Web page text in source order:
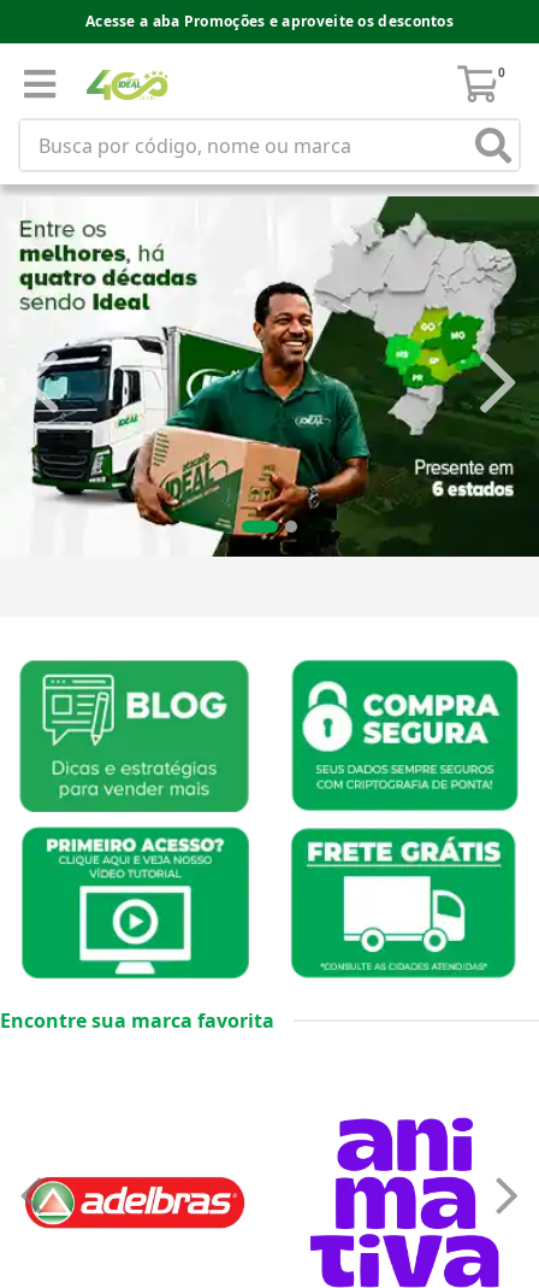
Acesse a aba Promoções e aproveite os descontos
0
Encontre sua marca favorita